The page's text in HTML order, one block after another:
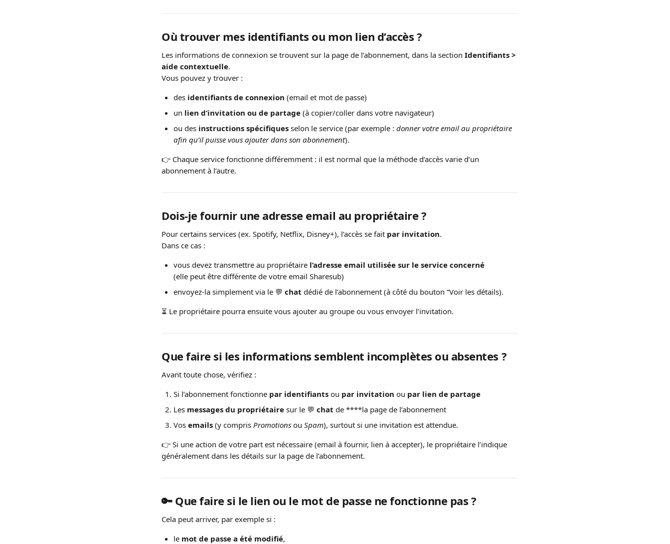
Où trouver mes identifiants ou mon lien d’accès ?
Les informations de connexion se trouvent sur la page de l’abonnement, dans la section Identifiants >
aide contextuelle.
Vous pouvez y trouver :
des identifiants de connexion (email et mot de passe)
un lien d’invitation ou de partage (à copier/coller dans votre navigateur)
ou des instructions spécifiques selon le service (par exemple : donner votre email au propriétaire
afin qu’il puisse vous ajouter dans son abonnement).
👉 Chaque service fonctionne différemment : il est normal que la méthode d’accès varie d’un
abonnement à l’autre.
Dois-je fournir une adresse email au propriétaire ?
Pour certains services (ex. Spotify, Netflix, Disney+), l’accès se fait par invitation.
Dans ce cas :
vous devez transmettre au propriétaire l’adresse email utilisée sur le service concerné
(elle peut être différente de votre email Sharesub)
envoyez-la simplement via le 💬 chat dédié de l’abonnement (à côté du bouton “Voir les détails).
⏳ Le propriétaire pourra ensuite vous ajouter au groupe ou vous envoyer l’invitation.
Que faire si les informations semblent incomplètes ou absentes ?
Avant toute chose, vérifiez :
Si l’abonnement fonctionne par identifiants ou par invitation ou par lien de partage
Les messages du propriétaire sur le 💬 chat de ****la page de l’abonnement
Vos emails (y compris Promotions ou Spam), surtout si une invitation est attendue.
👉 Si une action de votre part est nécessaire (email à fournir, lien à accepter), le propriétaire l’indique
généralement dans les détails sur la page de l’abonnement.
🔑 Que faire si le lien ou le mot de passe ne fonctionne pas ?
Cela peut arriver, par exemple si :
le mot de passe a été modifié,